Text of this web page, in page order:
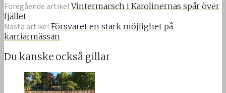
Föregående artikel Vintermarsch i Karolinernas spår över
fjället
Nästa artikel Försvaret en stark möjlighet på
karriärmässan
Du kanske också gillar